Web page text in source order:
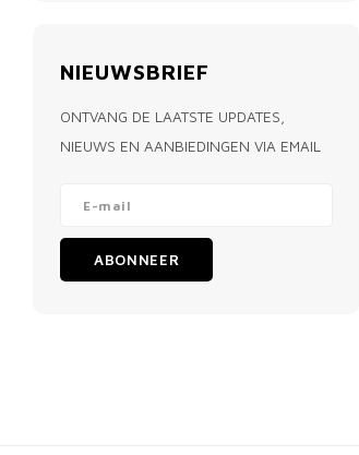
NIEUWSBRIEF
ONTVANG DE LAATSTE UPDATES,
NIEUWS EN AANBIEDINGEN VIA EMAIL
ABONNEER